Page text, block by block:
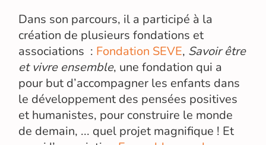
Dans son parcours, il a participé à la
création de plusieurs fondations et
associations : Fondation SEVE, Savoir être
et vivre ensemble, une fondation qui a
pour but d’accompagner les enfants dans
le développement des pensées positives
et humanistes, pour construire le monde
de demain, ... quel projet magnifique ! Et